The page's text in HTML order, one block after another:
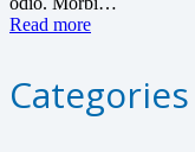
Read more
Categories